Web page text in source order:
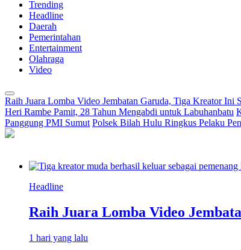
Trending
Headline
Daerah
Pemerintahan
Entertainment
Olahraga
Video
Raih Juara Lomba Video Jembatan Garuda, Tiga Kreator
Heri Rambe Pamit, 28 Tahun Mengabdi untuk Labuhanbatu
Panggung PMI Sumut Polsek Bilah Hulu Ringkus Pelaku
Headline
Raih Juara Lomba Video
1 hari yang lalu